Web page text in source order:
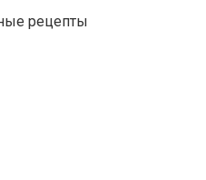
рецепты